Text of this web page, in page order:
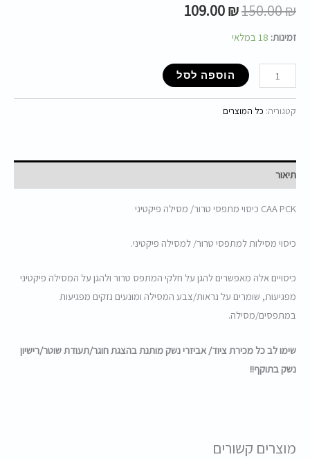
150.00₪
109.00₪
זמינות: 18 במלאי
הוספה לסל
קטגוריה: כל המוצרים
תיאור
CAA PCK כיסוי מתפסי טרור/ מסילה פיקטיני
כיסוי מסילות למתפסי טרור/ למסילה פיקטיני.
כיסויים אלה מאפשרים להגן על חלקי המתפס טרור ולהגן על המסילה פיקטיני
מפגיעות, שומרים על נראות/צבע המסילה ומונעים נזקים מפגיעות
במתפסים/מסילה.
שימו לב כל מכירת ציוד/ אביזרי נשק מותנת בהצגת חוגר/תעודת שוטר/רישיון
נשק בתוקף!!
מוצרים קשורים